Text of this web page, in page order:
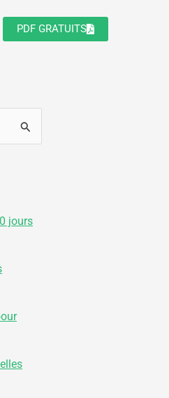
PDF GRATUITS
jours